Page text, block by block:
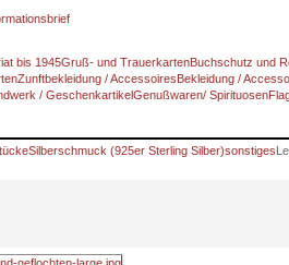
bis 1945Gruß- und TrauerkartenBuchschutz und
Zunftbekleidung / Accessoires Bekleidung /
/ GeschenkartikelGenußwaren/ Spirituosen
Silberschmuck (925er Sterling Silber)sonstiges